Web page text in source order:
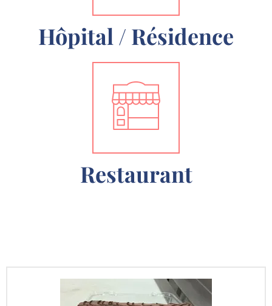
Hôpital / Résidence
Restaurant